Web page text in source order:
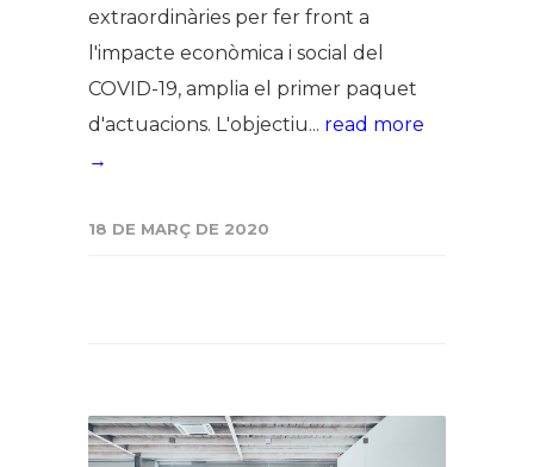
extraordinàries per fer front a
l'impacte econòmica i social del
COVID-19, amplia el primer paquet
d'actuacions. L'objectiu... read more
→
18 DE MARÇ DE 2020